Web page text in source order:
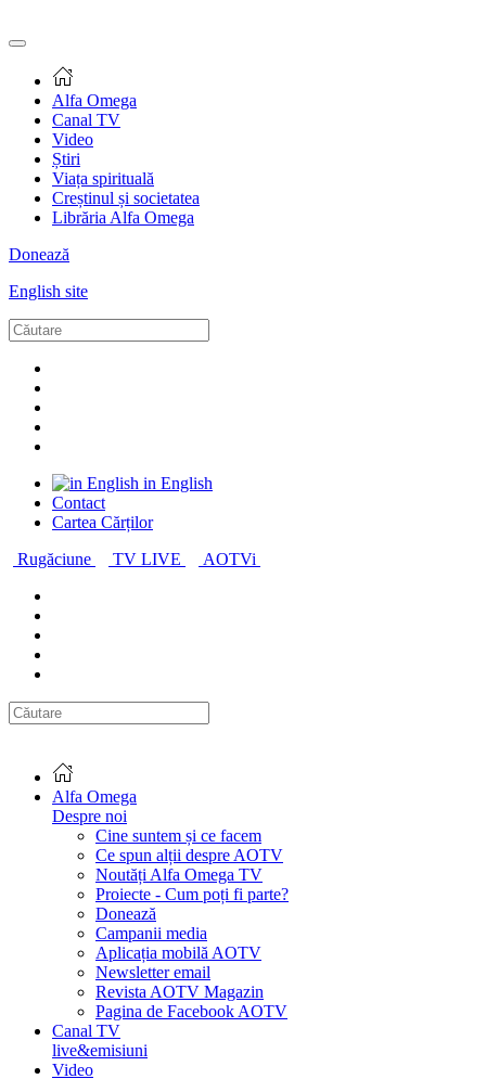
Alfa Omega
Canal TV
Video
Știri
Viața spirituală
Creștinul și societatea
Librăria Alfa Omega
Donează
English site
in English
Contact
Cartea Cărților
Rugăciune
TV LIVE AOTVi
Alfa Omega
Despre noi
Cine suntem și ce facem
Ce spun alții despre AOTV
Noutăți Alfa Omega TV
Proiecte - Cum poți fi parte?
Donează
Campanii media
Aplicația mobilă AOTV
Newsletter email
Revista AOTV Magazin
Pagina de Facebook AOTV
Canal TV
live&emisiuni
Video